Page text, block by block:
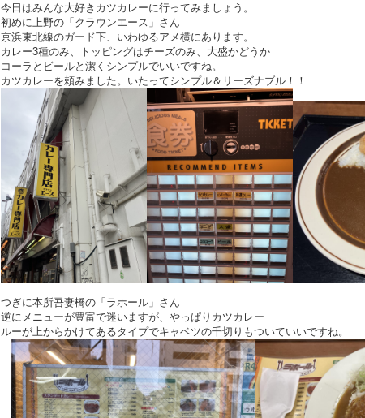
今日はみんな大好きカツカレーに行ってみましょう。
初めに上野の「クラウンエース」さん
京浜東北線のガード下、いわゆるアメ横にあります。
カレー3種のみ、トッピングはチーズのみ、大盛かどうか
コーラとビールと潔くシンプルでいいですね。
カツカレーを頼みました。いたってシンプル＆リーズナブル！！
つぎに本所吾妻橋の「ラホール」さん
逆にメニューが豊富で迷いますが、やっぱりカツカレー
ルーが上からかけてあるタイプでキャベツの千切りもついていいですね。